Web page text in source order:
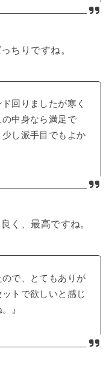
ちりですね。
回りましたが寒く
中身なら満足で
し派手目でもよか
く、最高ですね。
ので、とてもありが
トで欲しいと感じ
』